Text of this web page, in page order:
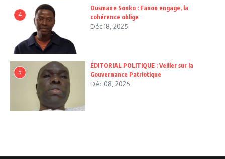
4
Ousmane Sonko : Fanon engage, la
cohérence oblige
Déc 18, 2025
5
ÉDITORIAL POLITIQUE : Veiller sur la
Gouvernance Patriotique
Déc 08, 2025